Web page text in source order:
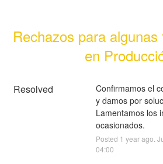
Rechazos para
en
Resolved
Confirmamos el
y damos por
Lamentamos los
ocasionados.
Posted 1 year ago.
04:00